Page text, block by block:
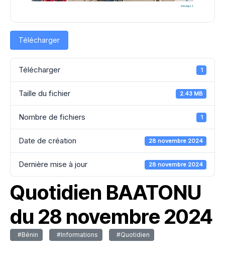
Télécharger
Télécharger 1
Taille du fichier 2.43 MB
Nombre de fichiers 1
Date de création 28 novembre 2024
Dernière mise à jour 28 novembre 2024
Quotidien BAATONU
du 28 novembre 2024
#Bénin #Informations #Quotidien